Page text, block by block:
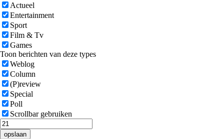
Actueel
Entertainment
Sport
Film & Tv
Games
Toon berichten van deze types
Weblog
Column
(P)review
Special
Poll
Scrollbar gebruiken
opslaan